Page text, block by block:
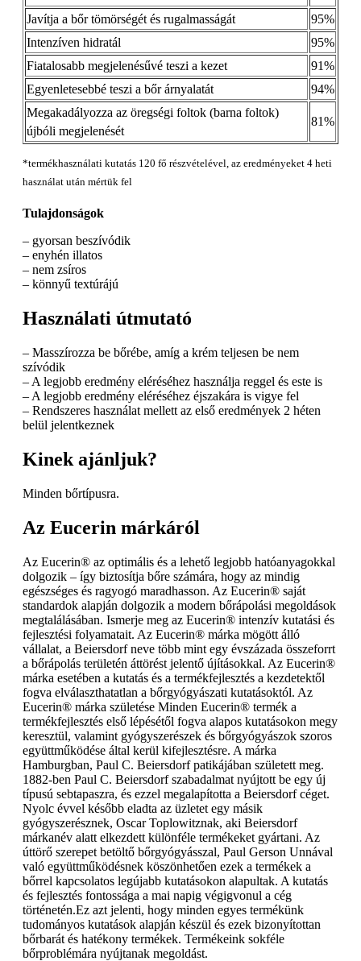
Javítja a bőr tömörségét és rugalmasságát
95%
Intenzíven hidratál
95%
Fiatalosabb megjelenésűvé teszi a kezet
91%
Egyenletesebbé teszi a bőr árnyalatát
94%
Megakadályozza az öregségi foltok (barna foltok)
újbóli megjelenését
81%
*termékhasználati kutatás 120 fő részvételével, az eredményeket 4 heti
használat után mértük fel
Tulajdonságok
– gyorsan beszívódik
– enyhén illatos
– nem zsíros
– könnyű textúrájú
Használati útmutató
– Masszírozza be bőrébe, amíg a krém teljesen be nem
szívódik
– A legjobb eredmény eléréséhez használja reggel és este is
– A legjobb eredmény eléréséhez éjszakára is vigye fel
– Rendszeres használat mellett az első eredmények 2 héten
belül jelentkeznek
Kinek ajánljuk?
Minden bőrtípusra.
Az Eucerin márkáról
Az Eucerin® az optimális és a lehető legjobb hatóanyagokkal
dolgozik – így biztosítja bőre számára, hogy az mindig
egészséges és ragyogó maradhasson. Az Eucerin® saját
standardok alapján dolgozik a modern bőrápolási megoldások
megtalálásában. Ismerje meg az Eucerin® intenzív kutatási és
fejlesztési folyamatait. Az Eucerin® márka mögött álló
vállalat, a Beiersdorf neve több mint egy évszázada összeforrt
a bőrápolás területén áttörést jelentő újításokkal. Az Eucerin®
márka esetében a kutatás és a termékfejlesztés a kezdetektől
fogva elválaszthatatlan a bőrgyógyászati kutatásoktól. Az
Eucerin® márka születése Minden Eucerin® termék a
termékfejlesztés első lépésétől fogva alapos kutatásokon megy
keresztül, valamint gyógyszerészek és bőrgyógyászok szoros
együttműködése által kerül kifejlesztésre. A márka
Hamburgban, Paul C. Beiersdorf patikájában született meg.
1882-ben Paul C. Beiersdorf szabadalmat nyújtott be egy új
típusú sebtapaszra, és ezzel megalapította a Beiersdorf céget.
Nyolc évvel később eladta az üzletet egy másik
gyógyszerésznek, Oscar Toplowitznak, aki Beiersdorf
márkanév alatt elkezdett különféle termékeket gyártani. Az
úttörő szerepet betöltő bőrgyógyásszal, Paul Gerson Unnával
való együttműködésnek köszönhetően ezek a termékek a
bőrrel kapcsolatos legújabb kutatásokon alapultak. A kutatás
és fejlesztés fontossága a mai napig végigvonul a cég
történetén.Ez azt jelenti, hogy minden egyes termékünk
tudományos kutatások alapján készül és ezek bizonyítottan
bőrbarát és hatékony termékek. Termékeink sokféle
bőrproblémára nyújtanak megoldást.